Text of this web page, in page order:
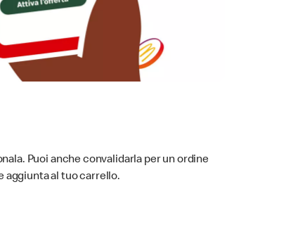
Puoi anche convalidarla per un ordine
aggiunta al tuo carrello.